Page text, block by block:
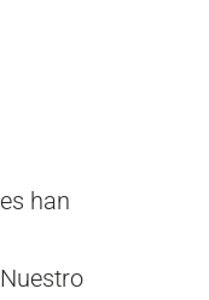
han